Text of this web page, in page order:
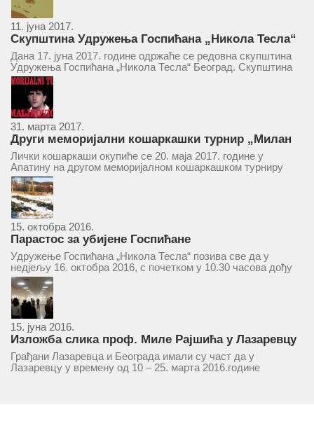
11. јуна 2017.
Скупштина Удружења Госпићана „Никола Тесла“
у суботу 17. јуна 2017.
Дана 17. јуна 2017. године одржаће се редовна скупштина
Удружења Госпићана „Никола Тесла“ Београд. Скупштина
ће се одржати у простору ресторана „Тесла“, Савски трг бр.
9 Београд, у 11 часова. За Скупштину је предложен...
31. марта 2017.
Други меморијални кошаркашки турнир „Милан
Маљковић Маљак“ у Апатину 20. маја 2017.
Лички кошаркаши окупиће се 20. маја 2017. године у
Апатину на другом меморијалном кошаркашком турниру
„Милан Маљковић Маљак“. Као и прошле године,
учествоваће екипе Госпића, Личког Осика, Плашког, као и
комбинована екипа кошаркаша из...
15. октобра 2016.
Парастос за убијене Госпићане
Удружење Госпићана „Никола Тесла“ позива све да у
недјељу 16. октобра 2016, с почетком у 10.30 часова дођу
у цркву Светог оца Николаја у Борчи (Улица Вука Караџића
1), гдје ће бити служен парастос за...
15. јуна 2016.
Изложба слика проф. Миле Рајшића у Лазаревцу
Грађани Лазаревца и Београда имали су част да у
Лазаревцу у времену од 10 – 25. марта 2016.године